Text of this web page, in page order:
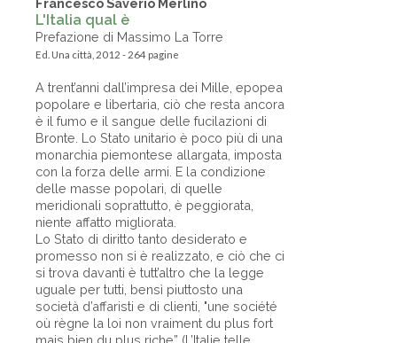
Francesco Saverio Merlino
L'Italia qual è
Prefazione di Massimo La Torre
Ed. Una città, 2012 - 264 pagine
A trent’anni dall’impresa dei Mille, epopea
popolare e libertaria, ciò che resta ancora
è il fumo e il sangue delle fucilazioni di
Bronte. Lo Stato unitario è poco più di una
monarchia piemontese allargata, imposta
con la forza delle armi. E la condizione
delle masse popolari, di quelle
meridionali soprattutto, è peggiorata,
niente affatto migliorata.
Lo Stato di diritto tanto desiderato e
promesso non si è realizzato, e ciò che ci
si trova davanti è tutt’altro che la legge
uguale per tutti, bensì piuttosto una
società d’affaristi e di clienti, "une société
où règne la loi non vraiment du plus fort